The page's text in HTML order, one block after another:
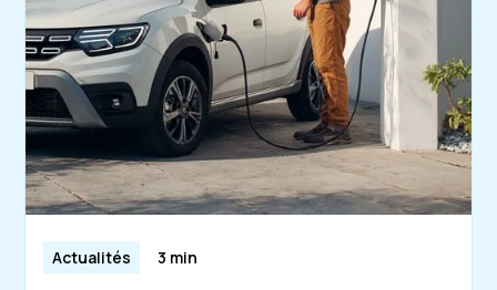
Actualités 3 min